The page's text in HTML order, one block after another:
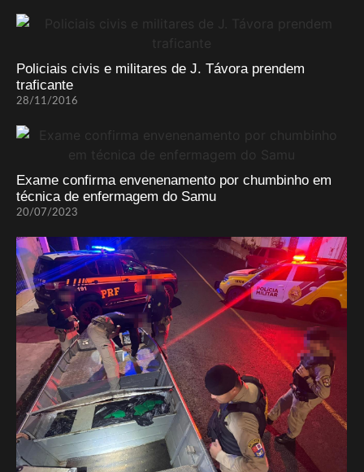
Policiais civis e militares de J. Távora prendem
traficante
28/11/2016
Exame confirma envenenamento por chumbinho em
técnica de enfermagem do Samu
20/07/2023